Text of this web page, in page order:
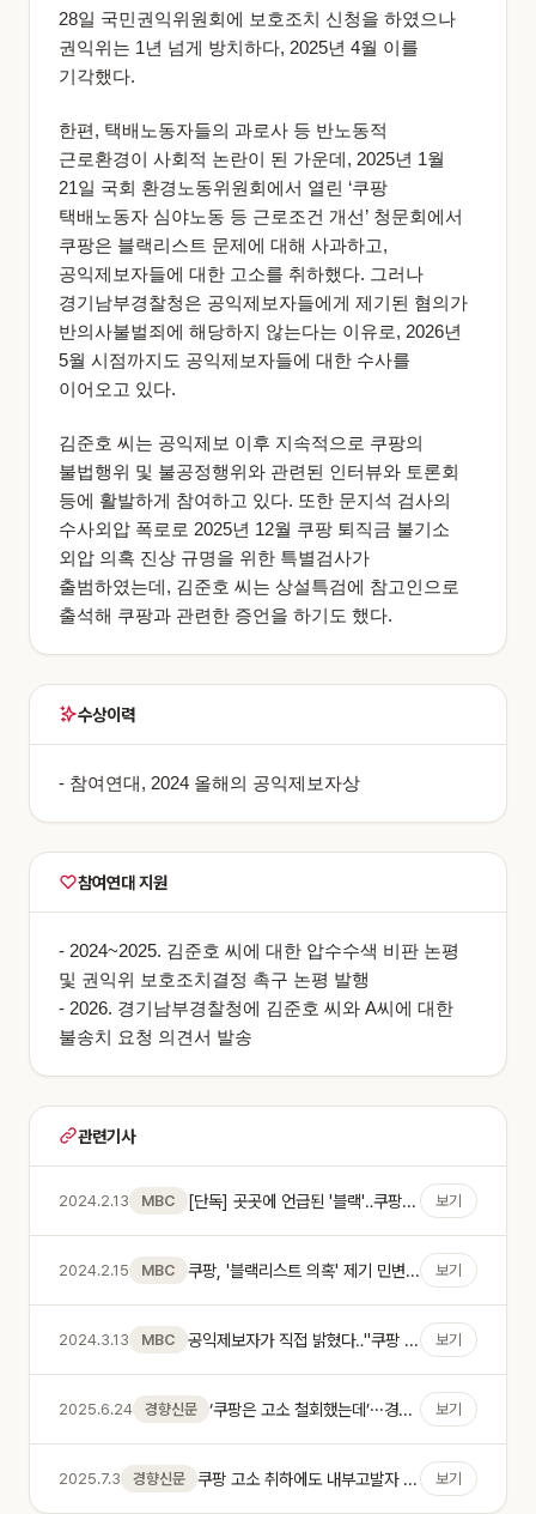
28일 국민권익위원회에 보호조치 신청을 하였으나
권익위는 1년 넘게 방치하다, 2025년 4월 이를
기각했다.
한편, 택배노동자들의 과로사 등 반노동적
근로환경이 사회적 논란이 된 가운데, 2025년 1월
21일 국회 환경노동위원회에서 열린 ‘쿠팡
택배노동자 심야노동 등 근로조건 개선’ 청문회에서
쿠팡은 블랙리스트 문제에 대해 사과하고,
공익제보자들에 대한 고소를 취하했다. 그러나
경기남부경찰청은 공익제보자들에게 제기된 혐의가
반의사불벌죄에 해당하지 않는다는 이유로, 2026년
5월 시점까지도 공익제보자들에 대한 수사를
이어오고 있다.
김준호 씨는 공익제보 이후 지속적으로 쿠팡의
불법행위 및 불공정행위와 관련된 인터뷰와 토론회
등에 활발하게 참여하고 있다. 또한 문지석 검사의
수사외압 폭로로 2025년 12월 쿠팡 퇴직금 불기소
외압 의혹 진상 규명을 위한 특별검사가
출범하였는데, 김준호 씨는 상설특검에 참고인으로
출석해 쿠팡과 관련한 증언을 하기도 했다.
수상이력
- 참여연대, 2024 올해의 공익제보자상
참여연대 지원
- 2024~2025. 김준호 씨에 대한 압수수색 비판 논평
및 권익위 보호조치결정 촉구 논평 발행
- 2026. 경기남부경찰청에 김준호 씨와 A씨에 대한
불송치 요청 의견서 발송
관련기사
2024.2.13 MBC [단독] 곳곳에 언급된 '블랙'‥쿠팡 '블랙리스트' 의혹 보기
2024.2.15 MBC 쿠팡, '블랙리스트 의혹' 제기 민변 변호사 등 3명 경찰 고소 보기
2024.3.13 MBC 공익제보자가 직접 밝혔다‥"쿠팡 블랙리스트 있었다" 보기
2025.6.24 경향신문 ‘쿠팡은 고소 철회했는데’···경찰, 쿠팡 블랙리스트 제보자 송치 예정, 왜? 보기
2025.7.3 경향신문 쿠팡 고소 취하에도 내부고발자 송치하려던 경찰, 비판 커지자 송치 미뤄 보기